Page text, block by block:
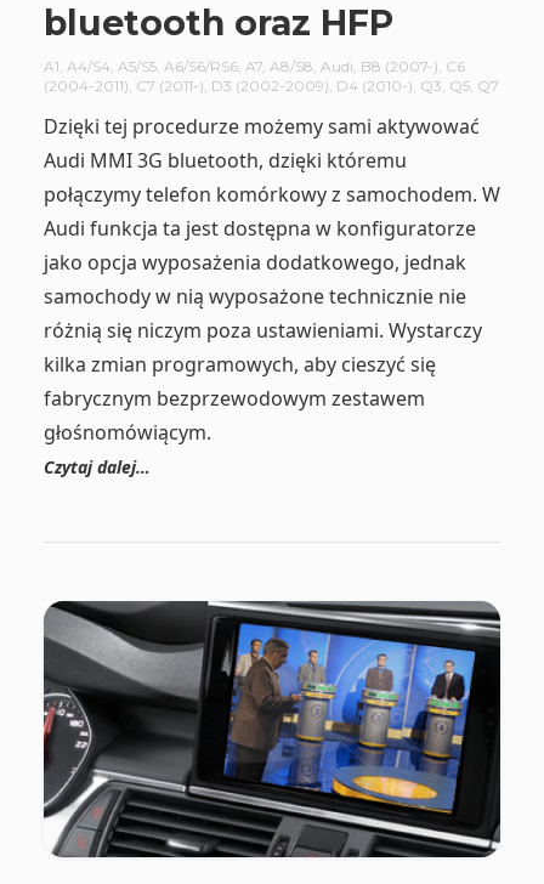
bluetooth oraz HFP
A1, A4/S4, A5/S5, A6/S6/RS6, A7, A8/S8, Audi, B8 (2007-), C6
(2004-2011), C7 (2011-), D3 (2002-2009), D4 (2010-), Q3, Q5, Q7
Dzięki tej procedurze możemy sami aktywować
Audi MMI 3G bluetooth, dzięki któremu
połączymy telefon komórkowy z samochodem. W
Audi funkcja ta jest dostępna w konfiguratorze
jako opcja wyposażenia dodatkowego, jednak
samochody w nią wyposażone technicznie nie
różnią się niczym poza ustawieniami. Wystarczy
kilka zmian programowych, aby cieszyć się
fabrycznym bezprzewodowym zestawem
głośnomówiącym.
Czytaj dalej…